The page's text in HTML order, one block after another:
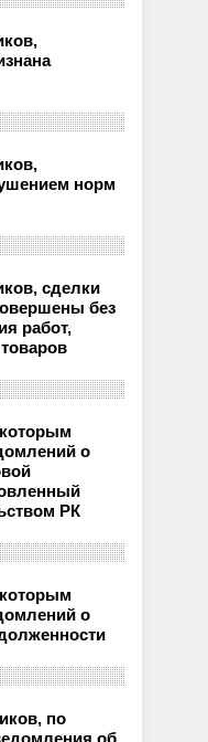
норм
сделки
без
работ,
товаров
о
РК
о
по
об